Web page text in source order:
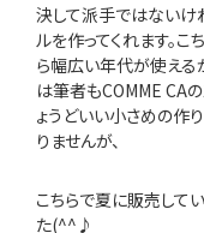
決して派手ではないけ
ルを作ってくれます。
ら幅広い年代が使える
は筆者もCOMME CA
ょうどいい小さめの作
りませんが、
こちらで夏に販売して
た(^^♪